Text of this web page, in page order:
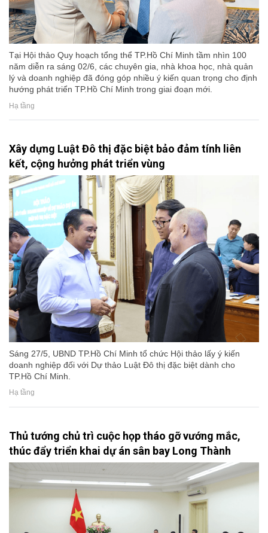
Tại Hội thảo Quy hoạch tổng thể TP.Hồ Chí Minh tầm nhìn 100
năm diễn ra sáng 02/6, các chuyên gia, nhà khoa học, nhà quản
lý và doanh nghiệp đã đóng góp nhiều ý kiến quan trọng cho định
hướng phát triển TP.Hồ Chí Minh trong giai đoạn mới.
Hạ tầng
Xây dựng Luật Đô thị đặc biệt bảo đảm tính liên
kết, cộng hưởng phát triển vùng
Sáng 27/5, UBND TP.Hồ Chí Minh tổ chức Hội thảo lấy ý kiến
doanh nghiệp đối với Dự thảo Luật Đô thị đặc biệt dành cho
TP.Hồ Chí Minh.
Hạ tầng
Thủ tướng chủ trì cuộc họp tháo gỡ vướng mắc,
thúc đẩy triển khai dự án sân bay Long Thành